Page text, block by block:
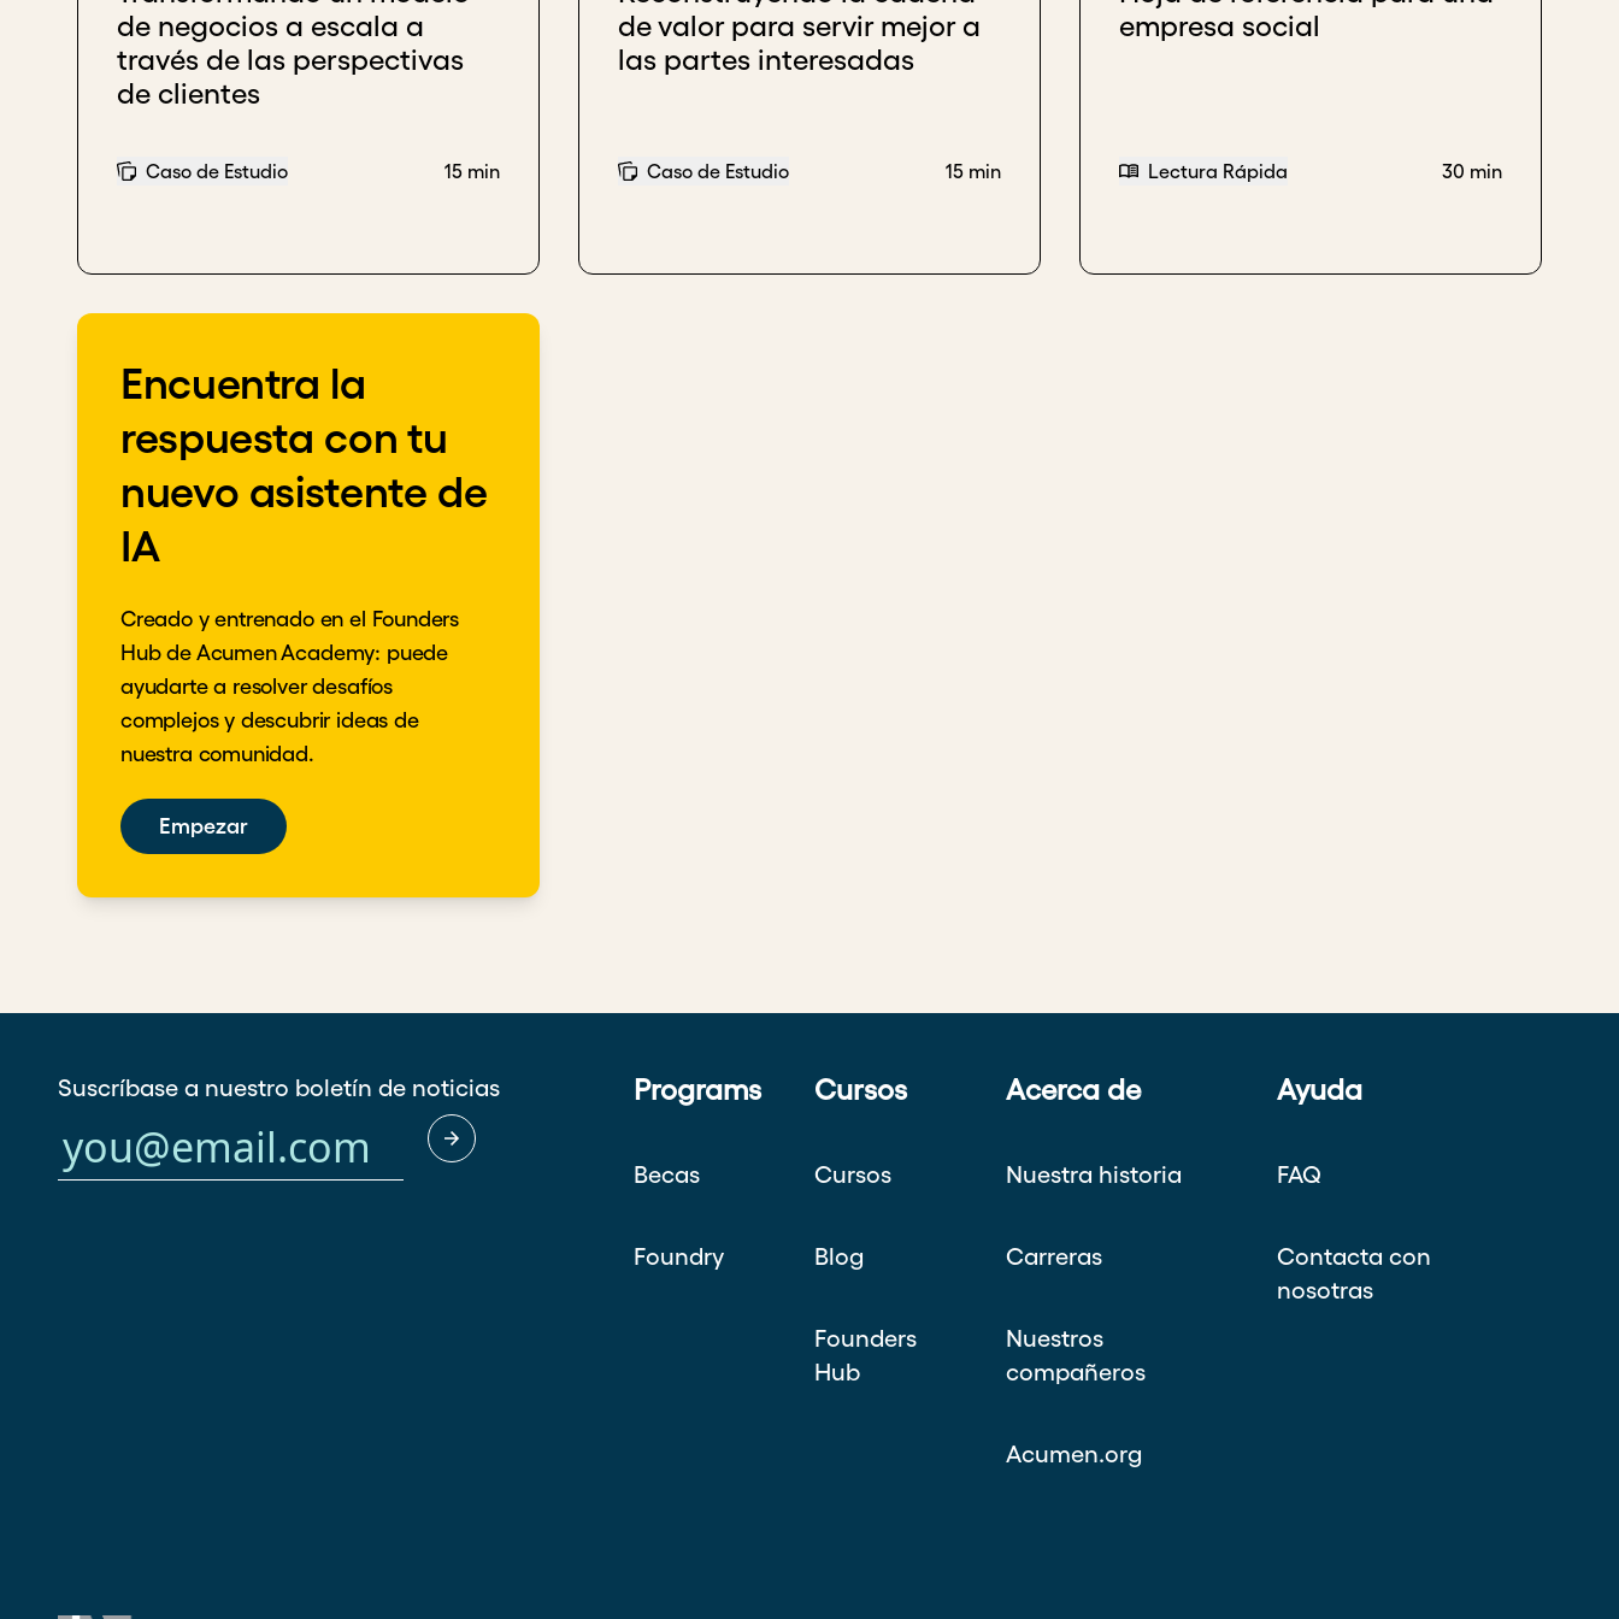
Establece métricas y marcos para asegurar que los esfuerzos de impacto impulsen una acción útil y significativa
Descargar transcripción
de negocios a escala a
través de las perspectivas
de clientes
Caso de Estudio 15 min
de valor para servir mejor a
las partes interesadas
Caso de Estudio 15 min
empresa social
Lectura Rápida 30 min
Encuentra la
respuesta con tu
nuevo asistente de
IA
Creado y entrenado en el Founders
Hub de Acumen Academy: puede
ayudarte a resolver desafíos
complejos y descubrir ideas de
nuestra comunidad.
Empezar
Suscríbase a nuestro boletín de noticias Programs
Becas
Foundry
Cursos
Cursos
Blog
Founders
Hub
Acerca de
Nuestra historia
Carreras
Nuestros
compañeros
Acumen.org
Ayuda
FAQ
Contacta con
nosotras